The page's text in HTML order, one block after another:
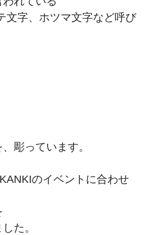
文字、ホツマ文字など呼び
彫っています。
のイベントに合わせ
た。